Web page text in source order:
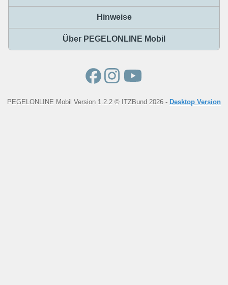
Hinweise
Über PEGELONLINE Mobil
PEGELONLINE Mobil Version 1.2.2 © ITZBund 2026 - Desktop Version